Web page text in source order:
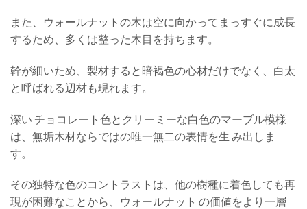
また、ウォールナットの木は空に向かってまっすぐに成長
するため、多くは整った木目を持ちま す。
幹が細いため、製材すると暗褐色の心材だけでなく、白太
と呼ばれる辺材も現れます。
深い チョコレート色とクリーミーな白色のマーブル模様
は、無垢木材ならではの唯一無二の表情を生 み出しま
す。
その独特な色のコントラストは、他の樹種に着色しても再
現が困難なことから、ウォールナット の価値をより一層